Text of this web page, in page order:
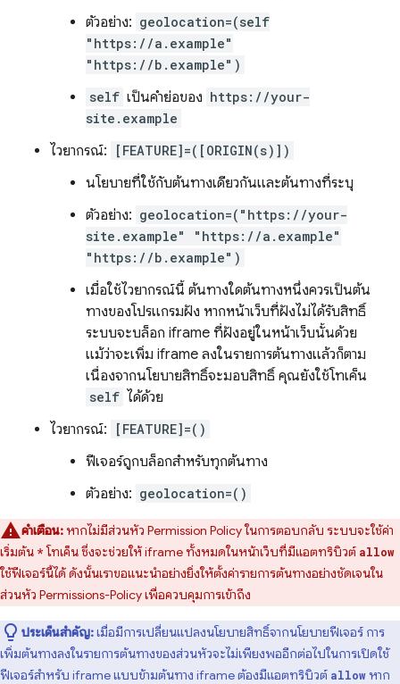
ตัวอย่าง: geolocation=(self
"https://a.example"
"https://b.example")
self เป็นคำย่อของ https://your-
site.example
ไวยากรณ์: [FEATURE]=([ORIGIN(s)])
นโยบายที่ใช้กับต้นทางเดียวกันและต้นทางที่ระบุ
ตัวอย่าง: geolocation=("https://your-
site.example" "https://a.example"
"https://b.example")
เมื่อใช้ไวยากรณ์นี้ ต้นทางใดต้นทางหนึ่งควรเป็นต้น
ทางของโปรแกรมฝัง หากหน้าเว็บที่ฝังไม่ได้รับสิทธิ์
ระบบจะบล็อก iframe ที่ฝังอยู่ในหน้าเว็บนั้นด้วย
แม้ว่าจะเพิ่ม iframe ลงในรายการต้นทางแล้วก็ตาม
เนื่องจากนโยบายสิทธิ์จะมอบสิทธิ์ คุณยังใช้โทเค็น
self ได้ด้วย
ไวยากรณ์:
[FEATURE]=()
ฟีเจอร์ถูกบล็อกสำหรับทุกต้นทาง
ตัวอย่าง: geolocation=()
คำเตือน:หากไม่มีส่วนหัว Permission Policy ในการตอบกลับ ระบบจะใช้ค่า
เริ่มต้น *โทเค็น ซึ่งจะช่วยให้ iframe ทั้งหมดในหน้าเว็บที่มีแอตทริบิวต์ allow
ใช้ฟีเจอร์นี้ได้ ดังนั้นเราขอแนะนำอย่างยิ่งให้ตั้งค่ารายการต้นทางอย่างชัดเจนใน
ส่วนหัว Permissions-Policy เพื่อควบคุมการเข้าถึง
ประเด็นสำคัญ:เมื่อมีการเปลี่ยนแปลงนโยบายสิทธิ์จากนโยบายฟีเจอร์ การ
เพิ่มต้นทางลงในรายการต้นทางของส่วนหัวจะไม่เพียงพออีกต่อไปในการเปิดใช้
ฟีเจอร์สำหรับ iframe แบบข้ามต้นทาง iframe ต้องมีแอตทริบิวต์ allow หาก